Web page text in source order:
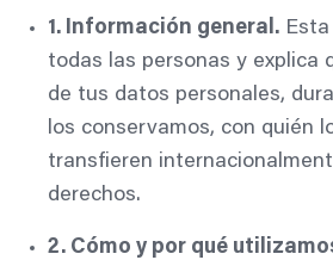
1. Información general.
todas las personas y explica
de tus datos personales,
los conservamos, con quién
transfieren
derechos.
2. Cómo y por qué